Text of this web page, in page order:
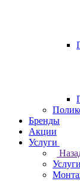
Бренды
Акции
Услуги
Услуги